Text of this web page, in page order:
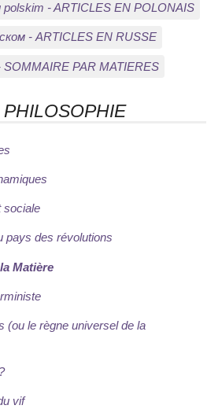
polskim - ARTICLES EN POLONAIS
- ARTICLES EN RUSSE
SOMMAIRE PAR MATIERES
sociale
pays des révolutions
Matière
(ou le règne universel de la
vif